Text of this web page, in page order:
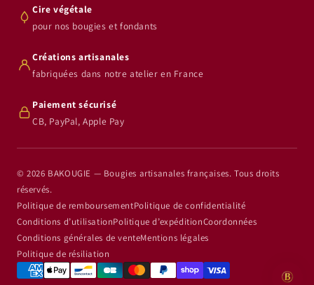
Cire végétale
pour nos bougies et fondants
Créations artisanales
fabriquées dans notre atelier en France
Paiement sécurisé
CB, PayPal, Apple Pay
© 2026 BAKOUGIE — Bougies artisanales françaises. Tous droits
réservés.
Politique de remboursementPolitique de confidentialité
Conditions d’utilisationPolitique d’expéditionCoordonnées
Conditions générales de venteMentions légales
Politique de résiliation